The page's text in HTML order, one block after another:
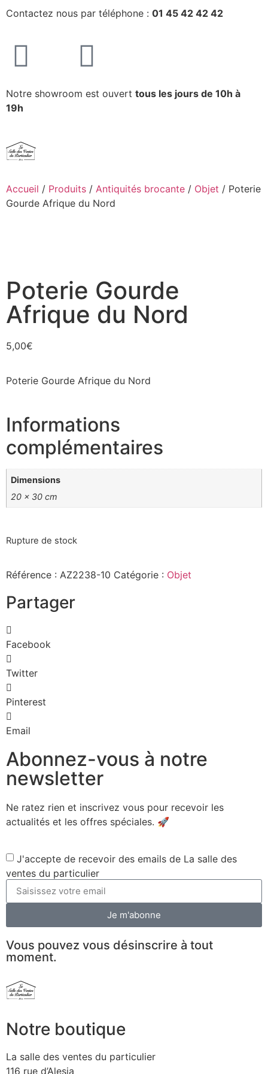
Contactez nous par téléphone : 01 45 42 42 42
Notre showroom est ouvert tous les jours de 10h à
19h
Accueil / Produits / Antiquités brocante / Objet / Poterie
Gourde Afrique du Nord
Poterie Gourde
Afrique du Nord
5,00€
Poterie Gourde Afrique du Nord
Informations
complémentaires
Dimensions
20 × 30 cm
Rupture de stock
Référence : AZ2238-10 Catégorie : Objet
Partager
Facebook
Twitter
Pinterest
Email
Abonnez-vous à notre
newsletter
Ne ratez rien et inscrivez vous pour recevoir les
actualités et les offres spéciales. 🚀​
J'accepte de recevoir des emails de La salle des
ventes du particulier
Je m'abonne
Vous pouvez vous désinscrire à tout
moment.
Notre boutique
La salle des ventes du particulier
116 rue d’Alesia